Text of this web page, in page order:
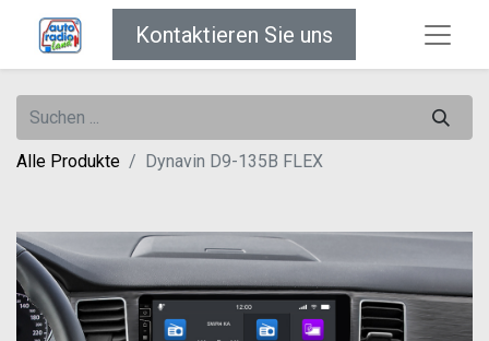
Kontaktieren Sie uns
Alle Produkte Dynavin D9-135B FLEX